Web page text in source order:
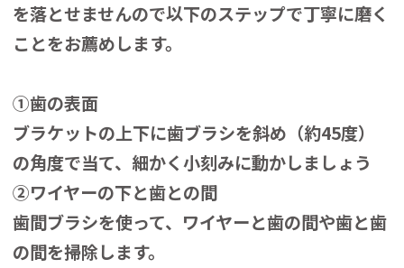
を落とせませんので以下のステップで丁寧に磨く
ことをお薦めします。
①歯の表面
ブラケットの上下に歯ブラシを斜め（約45度）
の角度で当て、細かく小刻みに動かしましょう
②ワイヤーの下と歯との間
歯間ブラシを使って、ワイヤーと歯の間や歯と歯
の間を掃除します。